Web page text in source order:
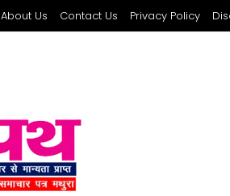
About Us Contact Us Privacy Policy